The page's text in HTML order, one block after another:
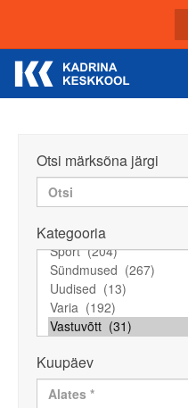
Otsi märksõna järgi
Kategooria
Kuupäev